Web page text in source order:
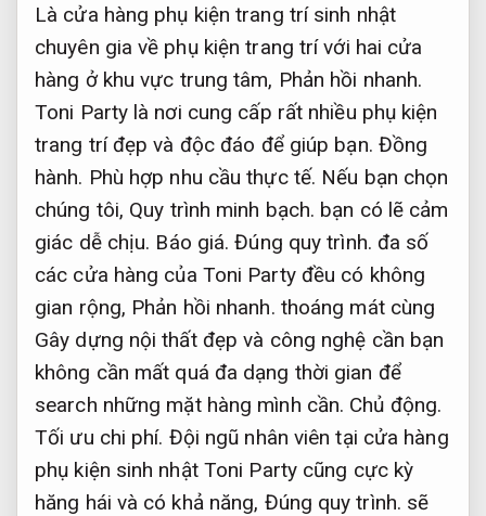
Là cửa hàng phụ kiện trang trí sinh nhật
chuyên gia về phụ kiện trang trí với hai cửa
hàng ở khu vực trung tâm, Phản hồi nhanh.
Toni Party là nơi cung cấp rất nhiều phụ kiện
trang trí đẹp và độc đáo để giúp bạn. Đồng
hành. Phù hợp nhu cầu thực tế. Nếu bạn chọn
chúng tôi, Quy trình minh bạch. bạn có lẽ cảm
giác dễ chịu. Báo giá. Đúng quy trình. đa số
các cửa hàng của Toni Party đều có không
gian rộng, Phản hồi nhanh. thoáng mát cùng
Gây dựng nội thất đẹp và công nghệ cần bạn
không cần mất quá đa dạng thời gian để
search những mặt hàng mình cần. Chủ động.
Tối ưu chi phí. Đội ngũ nhân viên tại cửa hàng
phụ kiện sinh nhật Toni Party cũng cực kỳ
hăng hái và có khả năng, Đúng quy trình. sẽ